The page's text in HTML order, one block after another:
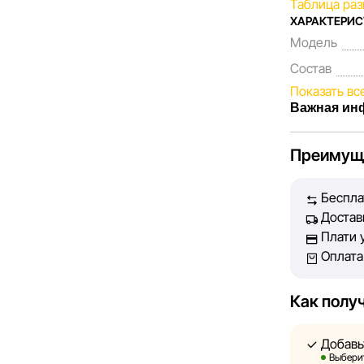
Таблица
Модель
Состав
Показать
Важная
Каждый
Наша цель
принять
Однако,
быть
Плати
Как